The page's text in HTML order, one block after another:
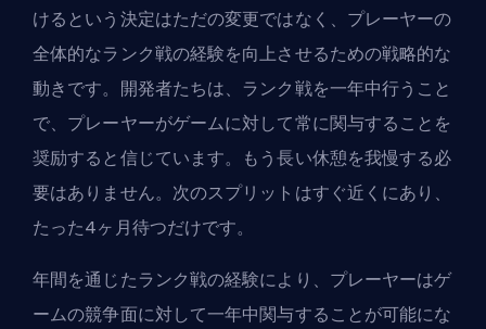
けるという決定はただの変更ではなく、プレーヤーの
全体的なランク戦の経験を向上させるための戦略的な
動きです。開発者たちは、ランク戦を一年中行うこと
で、プレーヤーがゲームに対して常に関与することを
奨励すると信じています。もう長い休憩を我慢する必
要はありません。次のスプリットはすぐ近くにあり、
たった4ヶ月待つだけです。
年間を通じたランク戦の経験により、プレーヤーはゲ
ームの競争面に対して一年中関与することが可能にな